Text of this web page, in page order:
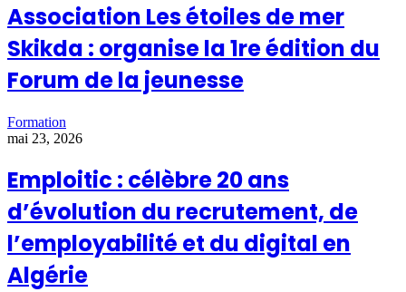
Association Les étoiles de mer
Skikda : organise la 1re édition du
Forum de la jeunesse
Formation
mai 23, 2026
Emploitic : célèbre 20 ans
d’évolution du recrutement, de
l’employabilité et du digital en
Algérie